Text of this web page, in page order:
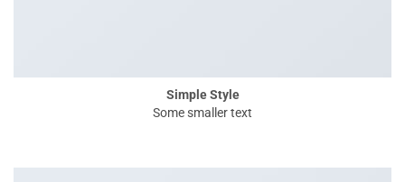
Simple Style
Some smaller text